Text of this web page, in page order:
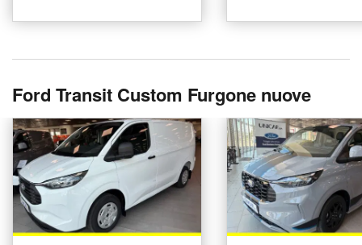
Ford Transit Custom Furgone nuove